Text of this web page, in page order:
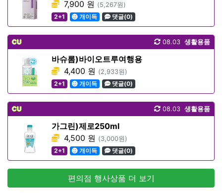
7,900 원 (5,267원)
2+1
개이득 댓글(0)
CU 생활용품
08.03
바슈롬)바이오트루여행용
4,400 원 (2,933원)
2+1
개이득 댓글(0)
CU 생활용품
08.03
가그린)제로250ml
4,500 원 (3,000원)
2+1
개이득 댓글(0)
편의점 행사상품 더 보기